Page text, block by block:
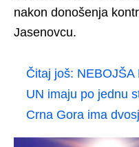
nakon donošenja
Jasenovcu.
Čitaj još: NEBOJŠA
UN imaju po jednu
Crna Gora ima